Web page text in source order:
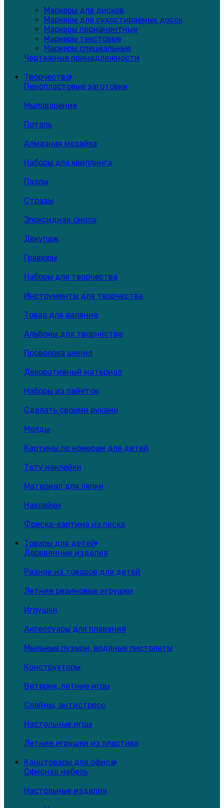
Маркеры для дисков
Маркеры для сухостираемых досок
Маркеры перманентные
Маркеры текстовые
Маркеры специальные
Чертежные принадлежности
Творчество
Пенопластовые заготовки
Мыловарение
Поталь
Алмазная мозайка
Наборы для квиллинга
Пазлы
Стразы
Эпоксидная смола
Декупаж
Гравюры
Наборы для творчества
Инструменты для творчества
Товар для валяния
Альбомы для творчества
Проволока шенил
Декоративный материал
Наборы из пайеток
Сделать своими руками
Молды
Картины по номерам для детей
Тату наклейки
Материал для лепки
Наклейки
Фреска-картина из песка
Товары для детей
Деревянные изделия
Разное из товаров для детей
Летние резиновые игрушки
Игрушки
Аксессуары для плавания
Мыльные пузыри, водяные пистолеты
Конструкторы
Ветерки, летние игры
Слаймы, антистресс
Настольные игры
Летние игрушки из пластика
Канцтовары для офиса
Офисная мебель
Настольные изделия